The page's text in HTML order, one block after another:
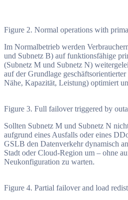
Figure 2. Normal operations with
Im Normalbetrieb werden
und Subnetz B) auf funktionsfähige
(Subnetz M und Subnetz N)
auf der Grundlage
Nähe, Kapazität, Leistung) optimiert
Figure 3. Full failover triggered by
Sollten Subnetz M und Subnetz N
aufgrund eines Ausfalls oder eines
GSLB den Datenverkehr dynamisch
Stadt oder Cloud-Region um – ohne
Neukonfiguration zu warten.
Figure 4. Partial failover and load